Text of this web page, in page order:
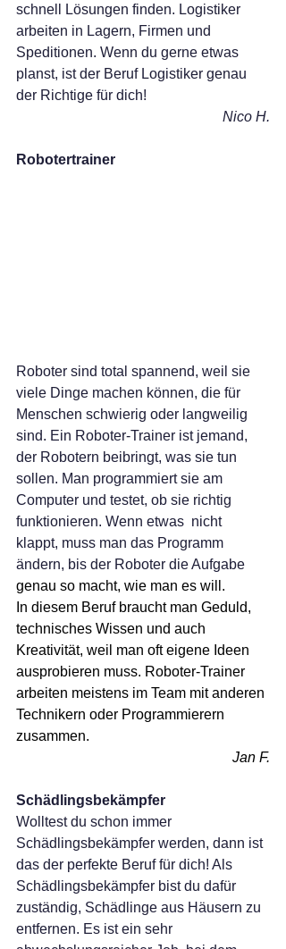
schnell Lösungen finden. Logistiker
arbeiten in Lagern, Firmen und
Speditionen. Wenn du gerne etwas
planst, ist der Beruf Logistiker genau
der Richtige für dich!
Nico H.
Robotertrainer
Roboter sind total spannend, weil sie
viele Dinge machen können, die für
Menschen schwierig oder langweilig
sind. Ein Roboter-Trainer ist jemand,
der Robotern beibringt, was sie tun
sollen. Man programmiert sie am
Computer und testet, ob sie richtig
funktionieren. Wenn etwas  nicht
klappt, muss man das Programm
ändern, bis der Roboter die Aufgabe
genau so macht, wie man es will.
In diesem Beruf braucht man Geduld,
technisches Wissen und auch
Kreativität, weil man oft eigene Ideen
ausprobieren muss. Roboter-Trainer
arbeiten meistens im Team mit anderen
Technikern oder Programmierern
zusammen.
Jan F.
Schädlingsbekämpfer
Wolltest du schon immer
Schädlingsbekämpfer werden, dann ist
das der perfekte Beruf für dich! Als
Schädlingsbekämpfer bist du dafür
zuständig, Schädlinge aus Häusern zu
entfernen. Es ist ein sehr